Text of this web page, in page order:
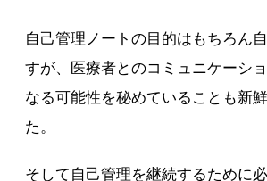
自己管理ノートの目的はもちろん
すが、医療者とのコミュニケーシ
なる可能性を秘めていることも新
た。
そして自己管理を継続するために